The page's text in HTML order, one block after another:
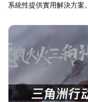
系統性提供實用解決方案。